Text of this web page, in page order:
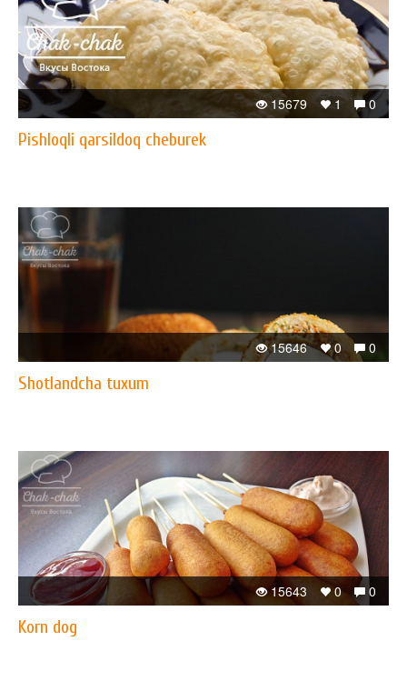
0
1
15679
Pishloqli qarsildoq cheburek
0
0
15646
Shotlandcha tuxum
0
0
15643
Korn dog